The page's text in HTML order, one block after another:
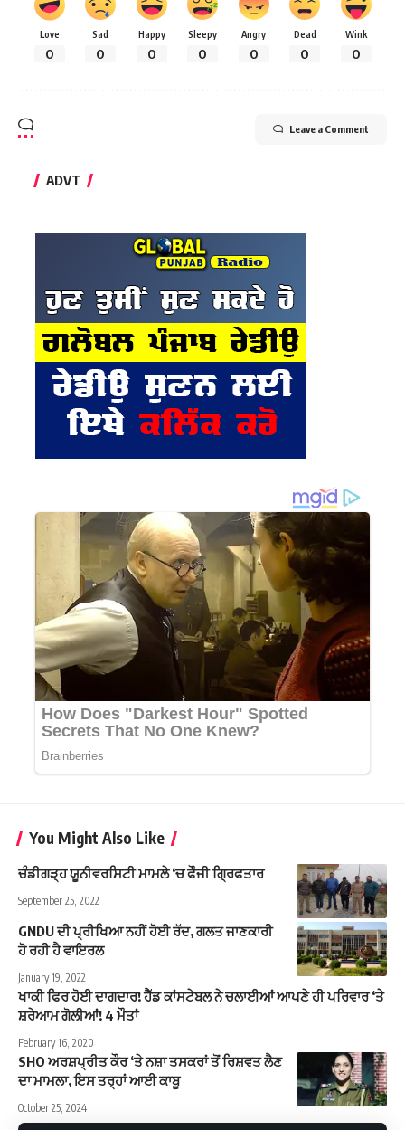
Love
0
Sad
0
Happy
0
Sleepy
0
Angry
0
Dead
0
Wink
0
Leave a Comment
ADVT
You Might Also Like
ਚੰਡੀਗੜ੍ਹ ਯੂਨੀਵਰਸਿਟੀ ਮਾਮਲੇ ‘ਚ ਫੌਜੀ ਗ੍ਰਿਫਤਾਰ
September 25, 2022
GNDU ਦੀ ਪ੍ਰੀਖਿਆ ਨਹੀਂ ਹੋਈ ਰੱਦ, ਗਲਤ ਜਾਣਕਾਰੀ
ਹੋ ਰਹੀ ਹੈ ਵਾਇਰਲ
January 19, 2022
ਖਾਕੀ ਫਿਰ ਹੋਈ ਦਾਗਦਾਰ! ਹੈੱਡ ਕਾਂਸਟੇਬਲ ਨੇ ਚਲਾਈਆਂ ਆਪਣੇ ਹੀ ਪਰਿਵਾਰ ‘ਤੇ
ਸ਼ਰੇਆਮ ਗੋਲੀਆਂ! 4 ਮੌਤਾਂ
February 16, 2020
SHO ਅਰਸ਼ਪ੍ਰੀਤ ਕੌਰ ‘ਤੇ ਨਸ਼ਾ ਤਸਕਰਾਂ ਤੋਂ ਰਿਸ਼ਵਤ ਲੈਣ
ਦਾ ਮਾਮਲਾ, ਇਸ ਤਰ੍ਹਾਂ ਆਈ ਕਾਬੂ
October 25, 2024